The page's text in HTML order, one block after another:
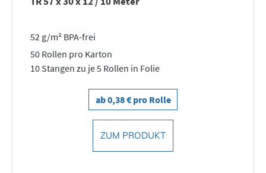
52 g/m² BPA-frei
50 Rollen pro Karton
10 Stangen zu je 5 Rollen in Folie
ab 0,38 € pro Rolle
ZUM PRODUKT